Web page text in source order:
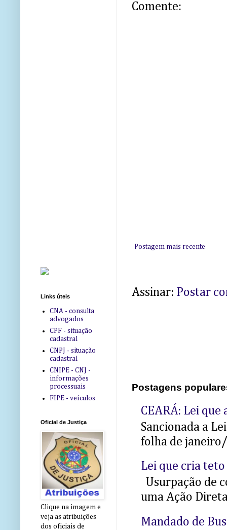
Comente:
Postagem mais recente
Assinar: Postar
Postagens
CEARÁ: Lei
Sancionada a
folha de
Lei que cria
Usurpação de
uma Ação
Mandado de
Links úteis
CNA - consulta
advogados
CPF - situação
cadastral
CNPJ - situação
cadastral
CNIPE - CNJ -
informações
processuais
FIPE - veículos
Oficial de Justiça
Clique na imagem e
veja as atribuições
dos oficiais de